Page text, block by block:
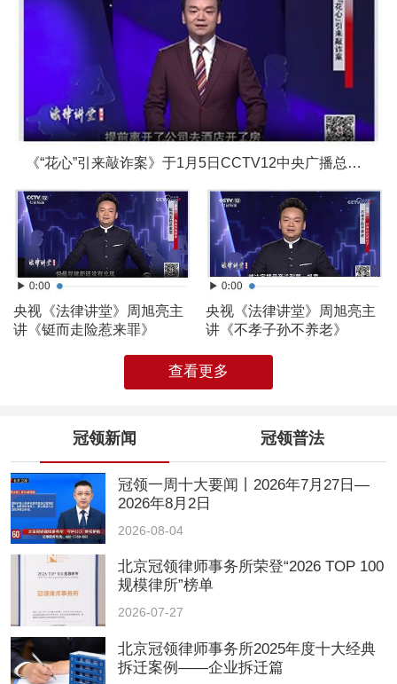
《“花心”引来敲诈案》于1月5日CCTV12中央广播总台圆满播出
央视《法律讲堂》周旭亮主
讲《铤而走险惹来罪》
央视《法律讲堂》周旭亮主
讲《不孝子孙不养老》
查看更多
冠领新闻 冠领普法
冠领一周十大要闻丨2026年7月27日—
2026年8月2日
2026-08-04
北京冠领律师事务所荣登“2026 TOP 100
规模律所”榜单
2026-07-27
北京冠领律师事务所2025年度十大经典
拆迁案例——企业拆迁篇